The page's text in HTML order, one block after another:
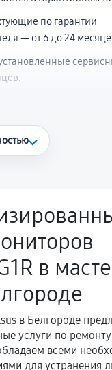
по гарантии
— от 6 до 24
гарантийным
детали при
эксплуатации в течение
срока.
комплектующей
характеристикам.
для
в
в Белгороде
услуги по
всеми
для устранения